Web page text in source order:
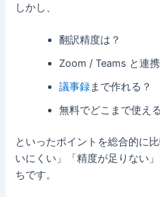
しかし、
翻訳精度は？
Zoom / Teams と連
議事録まで作れる？
無料でどこまで使え
といったポイントを総合的に
いにくい」「精度が足りない
ちです。